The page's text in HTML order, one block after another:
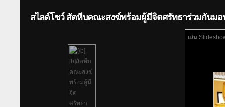
สไลด์โชว์ สัตหีบคณะสงฆ์พร้อมผู้มีจิตศรัทธาร่วมกันมอ
เล่น